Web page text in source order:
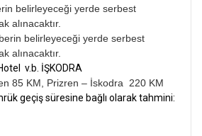
belirleyeceği yerde serbest
alınacaktır.
belirleyeceği yerde serbest
alınacaktır.
v.b. İŞKODRA
85 KM, Prizren – İskodra 220 KM
geçiş süresine bağlı olarak tahmini: